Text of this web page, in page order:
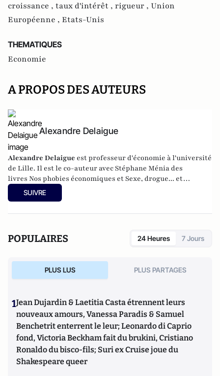
croissance , taux d'intérêt , rigueur , Union
Européenne , Etats-Unis
THEMATIQUES
Economie
A PROPOS DES AUTEURS
Alexandre Delaigue
Alexandre Delaigue estprofesseur d'économie à l'université
de Lille. Il est le co-auteur avec Stéphane Ménia des
livres Nos phobies économiques etSexe, drogue... et
économie : pas de sujet tabou pour les économistes
chez Pearson). Son site :
SUIVRE
POPULAIRES 24 Heures 7 Jours
PLUS LUS PLUS PARTAGES
1Jean Dujardin & Laetitia Casta étrennent leurs
nouveaux amours, Vanessa Paradis & Samuel
Benchetrit enterrent le leur; Leonardo di Caprio
fond, Victoria Beckham fait du brukini, Cristiano
Ronaldo du bisco-fils; Suri ex Cruise joue du
Shakespeare queer